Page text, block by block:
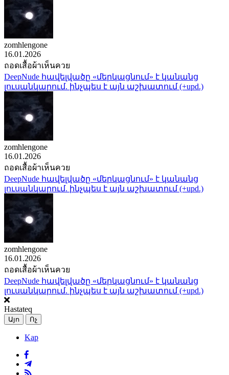
zomhlengone
16.01.2026
ถอดเสื้อผ้าเห็นควย
DeepNude հավելվածը «մերկացնում» է կանանց
լուսանկարում. ինչպես է այն աշխատում (+upd.)
zomhlengone
16.01.2026
ถอดเสื้อผ้าเห็นควย
DeepNude հավելվածը «մերկացնում» է կանանց
լուսանկարում. ինչպես է այն աշխատում (+upd.)
zomhlengone
16.01.2026
ถอดเสื้อผ้าเห็นควย
DeepNude հավելվածը «մերկացնում» է կանանց
լուսանկարում. ինչպես է այն աշխատում (+upd.)
Hastateq
Այո Ոչ
Kap